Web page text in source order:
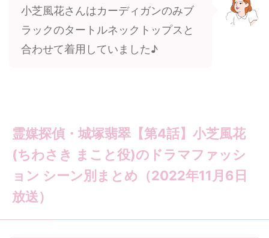
小芝風花さんはカーディガンのみブ
ラックのタートルネックトップスと
合わせて着用していました♪
霊媒探偵・城塚翡翠【第4話】小芝風花
(ちわさき まこと役)のドラマファッシ
ョン シーン別まとめ（2022年11月6日
放送）